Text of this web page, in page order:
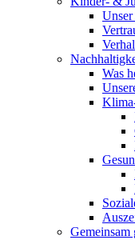
Was
Gemeinsam